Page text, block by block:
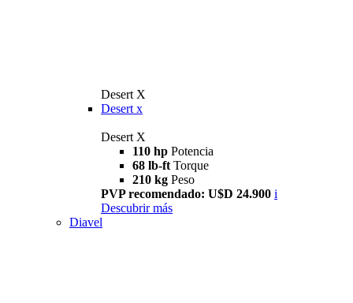
Desert X
Desert x
Desert X
110 hp Potencia
68 lb-ft Torque
210 kg Peso
PVP recomendado: U$D 24.900 i
Descubrir más
Diavel